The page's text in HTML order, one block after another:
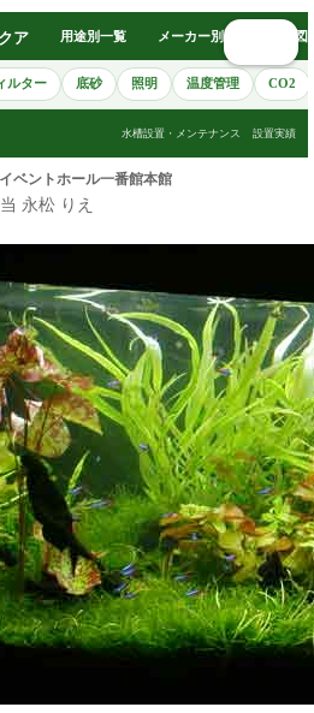
ア 用途別一覧 メーカー別 熱帯魚図
ルター 底砂 照明 温度管理 CO2
水槽設置・メンテナンス 設置実績
ベントホール一番館本館
永松 りえ